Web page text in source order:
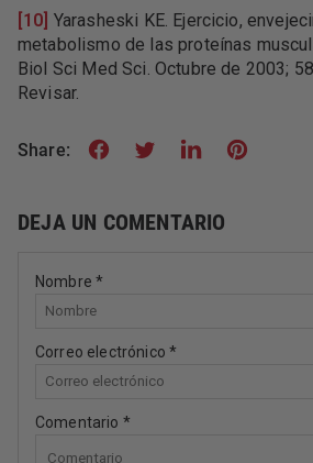
[10] Yarasheski KE. Ejercicio,
metabolismo de las proteínas
Biol Sci Med Sci. Octubre de 2003;
Revisar.
Share:
DEJA UN COMENTARIO
Nombre*
Correo electrónico*
Comentario *